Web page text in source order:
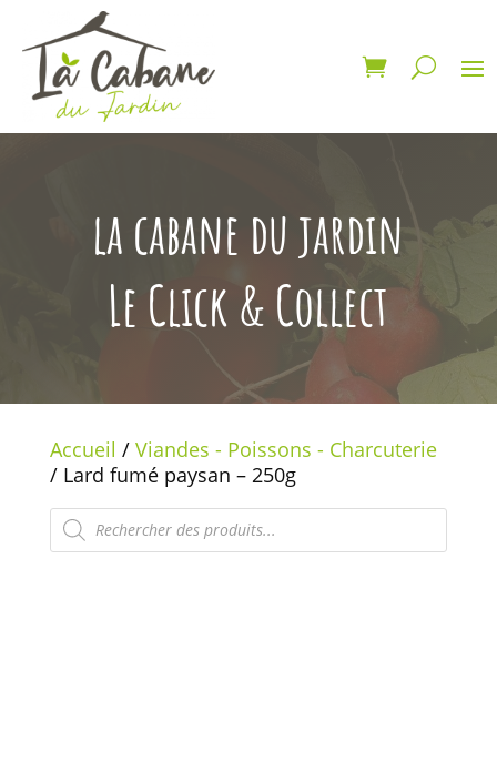
la cabane du jardin
Le Click & Collect
Accueil / Viandes - Poissons - Charcuterie
/ Lard fumé paysan – 250g
Recherche
de
produits